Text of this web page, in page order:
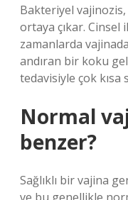
Bakteriyel
ortaya çıkar. Cinsel
zamanlarda
andıran bir koku
tedavisiyle çok
Normal
benzer?
Sağlıklı bir vajina